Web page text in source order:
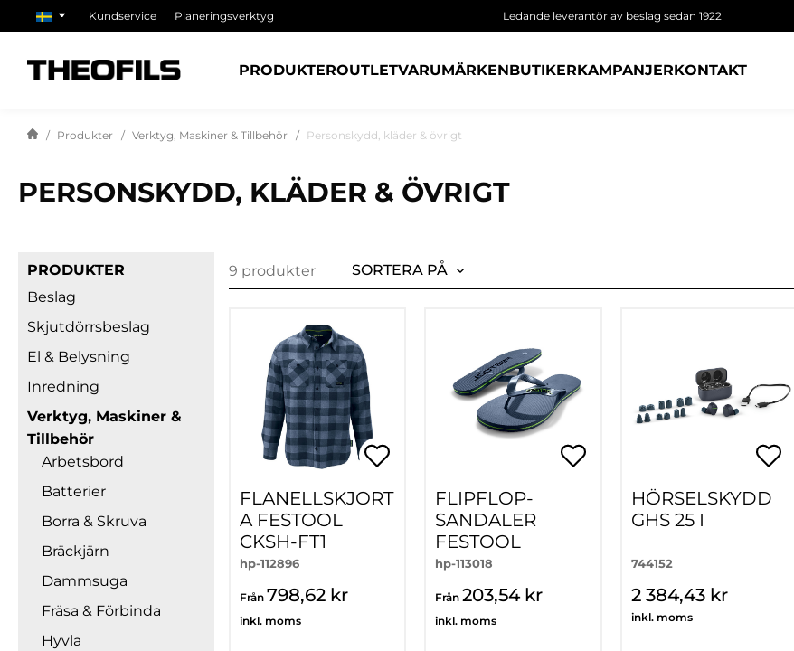
Kundservice Planeringsverktyg Ledande leverantör av beslag sedan 1922
PRODUKTEROUTLETVARUMÄRKENBUTIKERKAMPANJERKONTAKT
Produkter Verktyg, Maskiner & Tillbehör Personskydd, kläder & övrigt
PERSONSKYDD, KLÄDER & ÖVRIGT
PRODUKTER
Beslag
Skjutdörrsbeslag
El & Belysning
Inredning
Verktyg, Maskiner &
Tillbehör
Arbetsbord
Batterier
Borra & Skruva
Bräckjärn
Dammsuga
Fräsa & Förbinda
Hyvla
9 produkter SORTERA PÅ
FLANELLSKJORT
A FESTOOL
CKSH-FT1
hp-112896
Från 798,62 kr
inkl. moms
FLIPFLOP-
SANDALER
FESTOOL
hp-113018
Från 203,54 kr
inkl. moms
HÖRSELSKYDD
GHS 25 I
744152
2 384,43 kr
inkl. moms